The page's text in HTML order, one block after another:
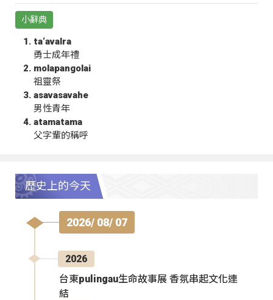
小辭典
ta‘avalra
勇士成年禮
molapangolai
祖靈祭
asavasavahe
男性青年
atamatama
父字輩的稱呼
歷史上的今天
2026/ 08/ 07
2026
台東pulingau生命故事展 香氛串起文化連
結